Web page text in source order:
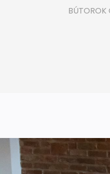
BÚTOROK